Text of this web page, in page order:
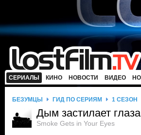
СЕРИАЛЫ КИНО НОВОСТИ ВИДЕО
БЕЗУМЦЫ ГИД ПО СЕРИЯМ 1 СЕЗОН
Дым застилает глаза
Smoke Gets in Your Eyes